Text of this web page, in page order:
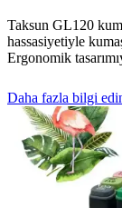
Taksun GL120
hassasiyetiyle
Ergonomik
Daha fazla bilgi